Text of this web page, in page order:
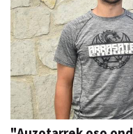
"Auzotarrek oso
daude laguntzeko